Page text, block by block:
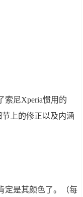
索尼Xperia惯用的
节上的修正以及内涵
定是其颜色了。（每